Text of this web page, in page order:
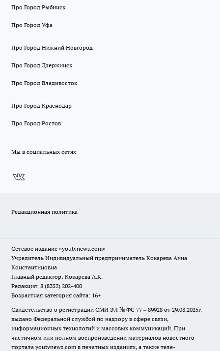
Про Город Рыбинск
Про Город Уфа
Про Город Нижний Новгород
Про Город Дзержинск
Про Город Владивосток
Про Город Краснодар
Про Город Ростов
Мы в социальных сетях
Редакционная политика
Сетевое издание «youtvnews.com»
Учредитель Индивидуальный предприниматель Кокарева Анна
Константиновна
Главный редактор: Кокарева А.К.
Редакция: 8 (8352) 202-400
Возрастная категория сайта: 16+
Свидетельство о регистрации СМИ ЭЛ № ФС 77 – 89928 от 29.08.2025г.
выдано Федеральной службой по надзору в сфере связи,
информационных технологий и массовых коммуникаций. При
частичном или полном воспроизведении материалов новостного
портала youtvnews.com в печатных изданиях, а также теле-